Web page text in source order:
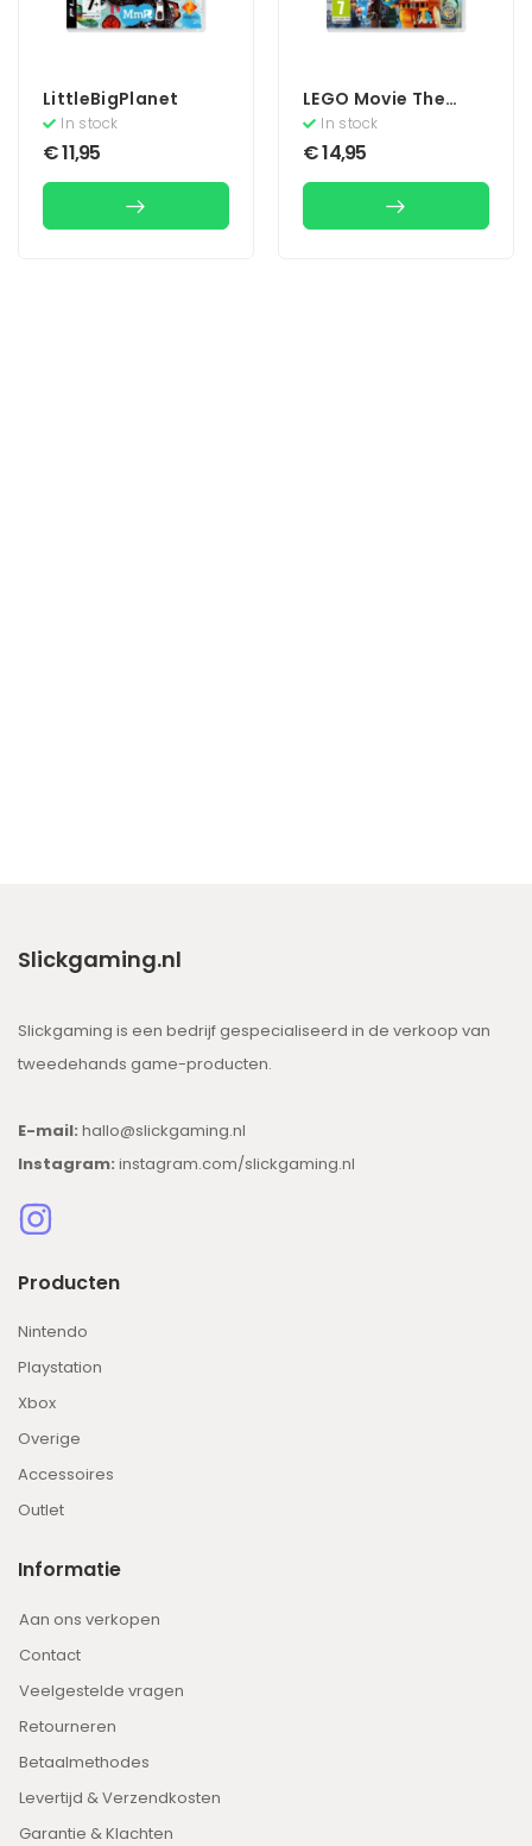
LittleBigPlanet
In stock
€11,95
LEGO Movie The
Videogame
In stock
€14,95
Slickgaming.nl
Slickgaming is een bedrijf gespecialiseerd in de verkoop van
tweedehands game-producten.
E-mail: hallo@slickgaming.nl
Instagram: instagram.com/slickgaming.nl
Producten
Nintendo
Playstation
Xbox
Overige
Accessoires
Outlet
Informatie
Aan ons verkopen
Contact
Veelgestelde vragen
Retourneren
Betaalmethodes
Levertijd & Verzendkosten
Garantie & Klachten